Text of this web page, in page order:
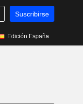
Suscribirse
Edición España